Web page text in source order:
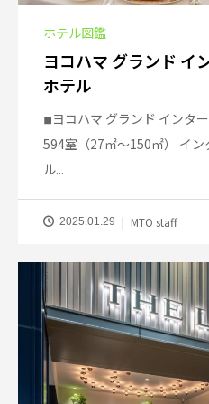
ホテル図鑑
ヨコハマ グランド イ
ホテル
◾︎ヨコハマ グランド インタ
594室（27㎡〜150㎡） イ
ル...
2025.01.29 MTO staff